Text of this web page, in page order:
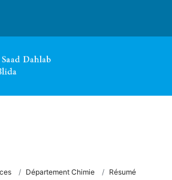
Département Chimie Résumé